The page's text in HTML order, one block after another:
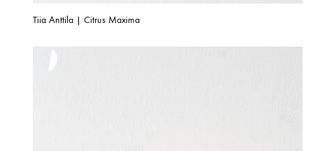
Tiia Anttila | Citrus Maxima